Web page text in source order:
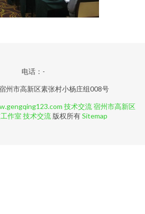
电话：-
州市高新区素张村小杨庄组008号
技术交流宿州市高新区
作室 技术交流 版权所有Sitemap